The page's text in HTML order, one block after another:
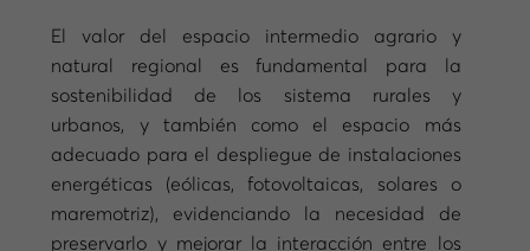
El valor del espacio intermedio agrario y
natural regional es fundamental para la
sostenibilidad de los sistema rurales y
urbanos, y también como el espacio más
adecuado para el despliegue de instalaciones
energéticas (eólicas, fotovoltaicas, solares o
maremotriz), evidenciando la necesidad de
preservarlo y mejorar la interacción entre los